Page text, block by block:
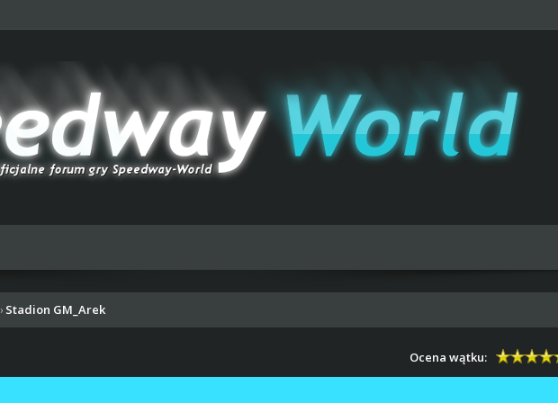
› Stadion GM_Arek
Ocena wątku: